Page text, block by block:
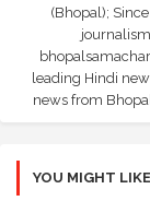
(Bhopal);
leading Hindi
news from
YOU MIGHT LIKE